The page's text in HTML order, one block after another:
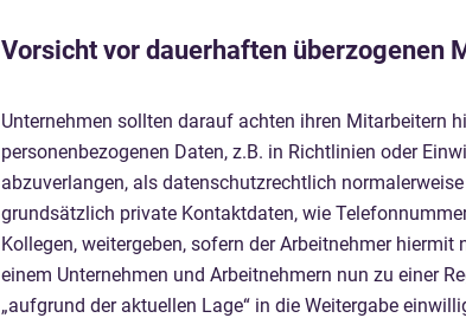
Vorsicht vor dauerhaften überzogenen
Unternehmen sollten darauf achten ihren Mitarbeitern
personenbezogenen Daten, z.B. in Richtlinien oder
abzuverlangen, als datenschutzrechtlich
grundsätzlich private Kontaktdaten, wie
Kollegen, weitergeben, sofern der Arbeitnehmer
einem Unternehmen und Arbeitnehmern nun zu einer
„aufgrund der aktuellen Lage“ in die Weitergabe